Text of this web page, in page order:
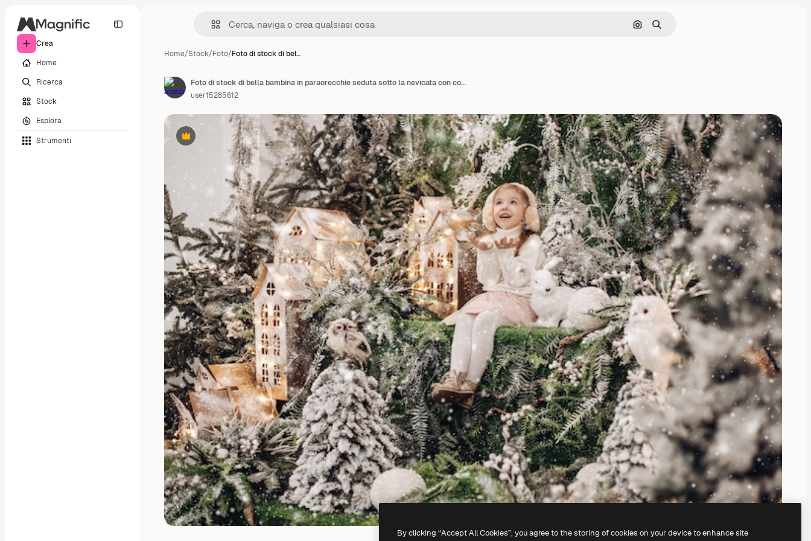
Crea
Home
Ricerca
Stock
Esplora
Strumenti
Cerca per immagine
Ricerca
Home/Stock/Foto/Foto di stock di bel…
Premium
Foto di stock di bella bambina in paraorecchie seduta sotto la nevicata con coniglio giocattolo bianco accanto circondato dalla foresta di Natale con case fatte a mano illuminate con ghirlande.
user15285612
By clicking “Accept All Cookies”, you agree to the storing of cookies on your device to enhance site